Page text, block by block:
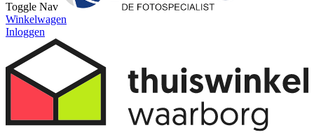
Toggle Nav
Winkelwagen
Inloggen